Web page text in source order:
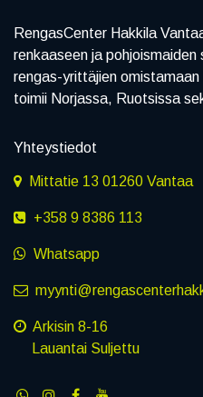
RengasCenter Hakkila
renkaaseen ja
rengas-yrittäjien
toimii Norjassa, Ruotsissa
Yhteystiedot
Mittatie 13 01260 Vantaa
+358 9 8386 113
Whatsapp
Arkisin 8-16
Lauantai Suljettu